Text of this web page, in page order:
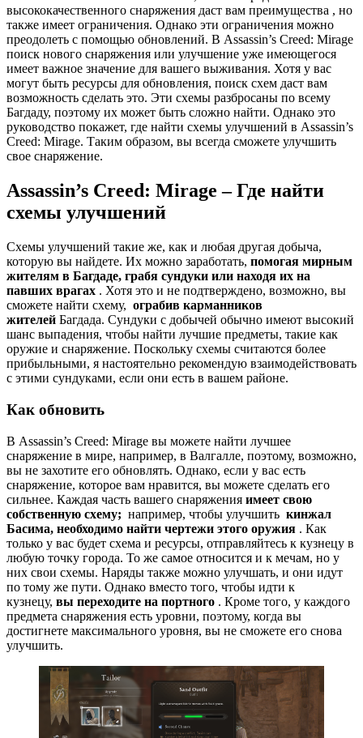
высококачественного снаряжения даст вам преимущества , но
также имеет ограничения. Однако эти ограничения можно
преодолеть с помощью обновлений. В Assassin’s Creed: Mirage
поиск нового снаряжения или улучшение уже имеющегося
имеет важное значение для вашего выживания. Хотя у вас
могут быть ресурсы для обновления, поиск схем даст вам
возможность сделать это. Эти схемы разбросаны по всему
Багдаду, поэтому их может быть сложно найти. Однако это
руководство покажет, где найти схемы улучшений в Assassin’s
Creed: Mirage. Таким образом, вы всегда сможете улучшить
свое снаряжение.
Assassin’s Creed: Mirage – Где найти
схемы улучшений
Схемы улучшений такие же, как и любая другая добыча,
которую вы найдете. Их можно заработать, помогая мирным
жителям в Багдаде, грабя сундуки или находя их на
павших врагах . Хотя это и не подтверждено, возможно, вы
сможете найти схему, ограбив карманников
жителей Багдада. Сундуки с добычей обычно имеют высокий
шанс выпадения, чтобы найти лучшие предметы, такие как
оружие и снаряжение. Поскольку схемы считаются более
прибыльными, я настоятельно рекомендую взаимодействовать
с этими сундуками, если они есть в вашем районе.
Как обновить
В Assassin’s Creed: Mirage вы можете найти лучшее
снаряжение в мире, например, в Валгалле, поэтому, возможно,
вы не захотите его обновлять. Однако, если у вас есть
снаряжение, которое вам нравится, вы можете сделать его
сильнее. Каждая часть вашего снаряжения имеет свою
собственную схему; например, чтобы улучшить кинжал
Басима, необходимо найти чертежи этого оружия . Как
только у вас будет схема и ресурсы, отправляйтесь к кузнецу в
любую точку города. То же самое относится и к мечам, но у
них свои схемы. Наряды также можно улучшать, и они идут
по тому же пути. Однако вместо того, чтобы идти к
кузнецу, вы переходите на портного . Кроме того, у каждого
предмета снаряжения есть уровни, поэтому, когда вы
достигнете максимального уровня, вы не сможете его снова
улучшить.